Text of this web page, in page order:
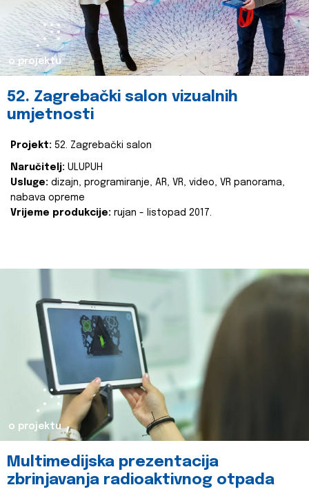
o projektu
52. Zagrebački salon vizualnih
umjetnosti
Projekt: 52. Zagrebački salon
Naručitelj: ULUPUH
Usluge: dizajn, programiranje, AR, VR, video, VR panorama,
nabava opreme
Vrijeme produkcije: rujan - listopad 2017.
o projektu
Multimedijska prezentacija
zbrinjavanja radioaktivnog otpada